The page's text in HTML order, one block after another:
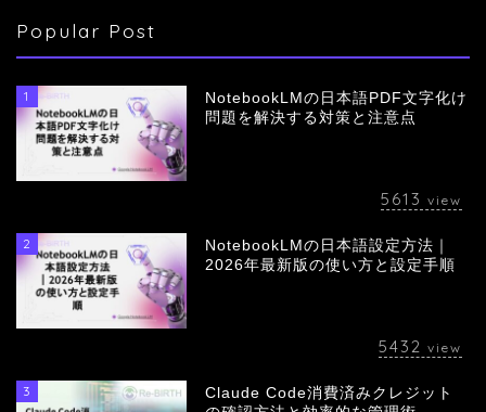
Popular Post
1
NotebookLMの日本語PDF文字化け
問題を解決する対策と注意点
5613 view
2
NotebookLMの日本語設定方法｜
2026年最新版の使い方と設定手順
5432 view
3
Claude Code消費済みクレジット
会社概要
採用情報